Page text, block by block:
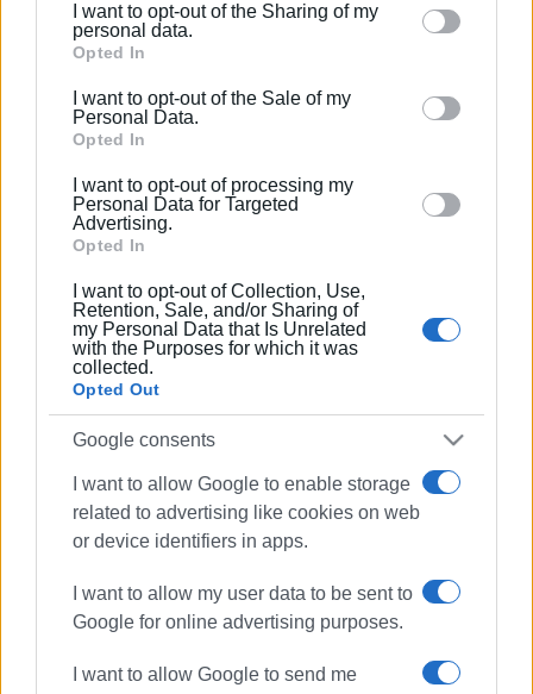
Please note that this website/app uses one or more
Google services and may gather and store information
behaviour. You may click to grant or deny consent to
Google and its third-party tags to use your data for
section.
I want to opt-out of the Sharing of my
personal data.
Opted In
I want to opt-out of the Sale of my
Personal Data.
Opted In
I want to opt-out of processing my
Personal Data for Targeted
Advertising.
Opted In
I want to opt-out of Collection, Use,
Retention, Sale, and/or Sharing of
my Personal Data that Is Unrelated
with the Purposes for which it was
collected.
Opted Out
Google consents
I want to allow Google to enable storage
related to advertising like cookies on web
or device identifiers in apps.
I want to allow my user data to be sent to
Google for online advertising purposes.
I want to allow Google to send me
ΑΕ Λευκίμμης και ΟΦΑΜ στο Κύπελλο
Ερασιτεχνών – Άνοιξαν οι δηλώσεις
10 ΙΟΥΝΊΟΥ 2026/16:40
ΟΦΑΜ: Με πρόεδρο ξανά τον Σπύρο
Κουρή στη νέα πρόκληση της Γ΄
Εθνικής
29 ΜΑΪ́ΟΥ 2026
Πράσινη ποδοσφαιρική δράση στη
26 ΜΑΪ́ΟΥ 2026
Κορακιάνας και Καστελλάνων
13 ΜΑΪ́ΟΥ 2026 /16:38